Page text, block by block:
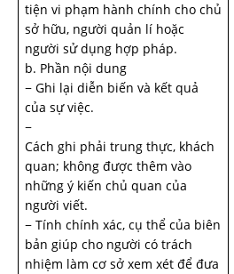
tiện vi phạm hành chính cho chủ
sở hữu, người quản lí hoặc
người sử dụng hợp pháp.
b. Phần nội dung
− Ghi lại diễn biến và kết quả
của sự việc.
−
Cách ghi phải trung thực, khách
quan; không được thêm vào
những ý kiến chủ quan của
người viết.
− Tính chính xác, cụ thể của biên
bản giúp cho người có trách
nhiệm làm cơ sở xem xét để đưa